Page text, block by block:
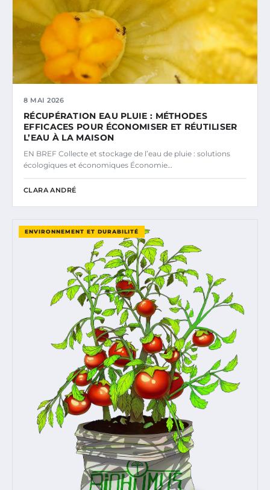
8 MAI 2026
RÉCUPÉRATION EAU PLUIE : MÉTHODES
EFFICACES POUR ÉCONOMISER ET RÉUTILISER
L’EAU À LA MAISON
EN BREF Collecte et stockage de l’eau de pluie : solutions
écologiques et économiques Économie…
CLARA ANDRÉ
ENVIRONNEMENT ET DURABILITÉ